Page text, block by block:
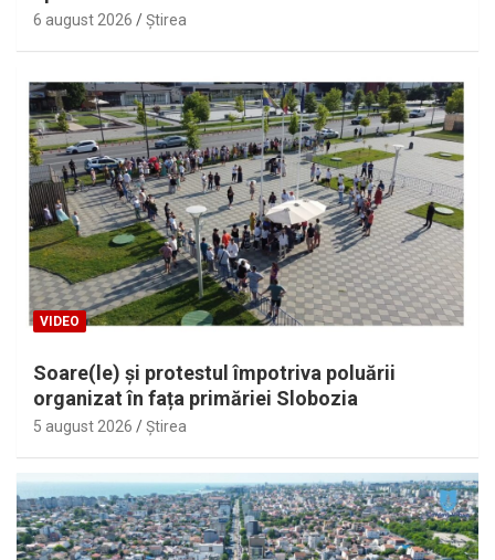
6 august 2026 Ştirea
VIDEO
Soare(le) și protestul împotriva poluării
organizat în fața primăriei Slobozia
5 august 2026 Ştirea